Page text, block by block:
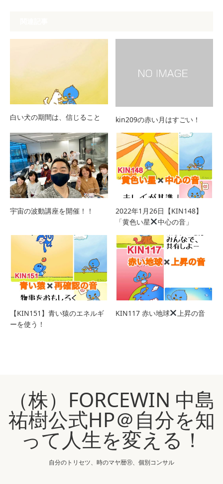
白い犬の期間は、信じること kin209の赤い月はすごい！
宇宙の波動講座を開催！！
2022年1月26日【KIN148】
「黄色い星
中心の音」
【KIN151】青い猿のエネルギ
ーを使う！
KIN117 赤い地球 上昇の音
（株）FORCEWIN 中島
祐樹公式HP＠自分を知
って人生を変える！
自分のトリセツ、時のマヤ暦Ⓡ、個別コンサル